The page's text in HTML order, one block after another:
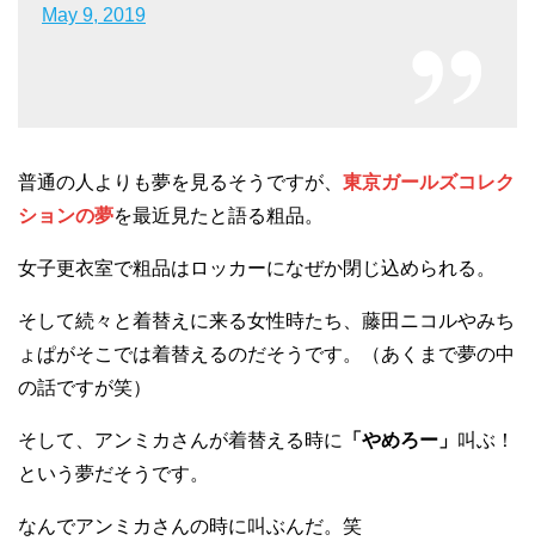
May 9, 2019
普通の人よりも夢を見るそうですが、 東京ガールズコレク
ションの夢を最近見たと語る粗品。
女子更衣室で粗品はロッカーになぜか閉じ込められる。
そして続々と着替えに来る女性時たち、藤田ニコルやみち
ょぱがそこでは着替えるのだそうです。（あくまで夢の中
の話ですが笑）
そして、アンミカさんが着替える時に 「やめろー」 叫ぶ！
という夢だそうです。
なんでアンミカさんの時に叫ぶんだ。笑